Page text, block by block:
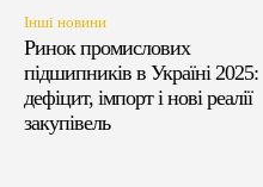
Інші новини
Ринок промислових
підшипників в Україні 2025:
дефіцит, імпорт і нові реалії
закупівель